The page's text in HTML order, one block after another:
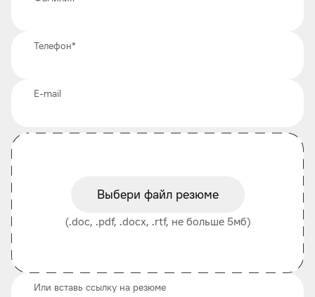
Телефон*
E-mail
Выбери файл резюме
(.doc, .pdf, .docx, .rtf, не больше 5мб)
Или вставь ссылку на резюме